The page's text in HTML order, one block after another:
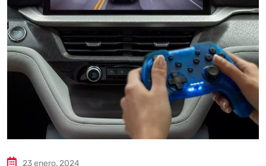
23 enero, 2024